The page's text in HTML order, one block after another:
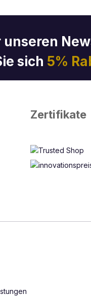
sich 5%
Zertifikate